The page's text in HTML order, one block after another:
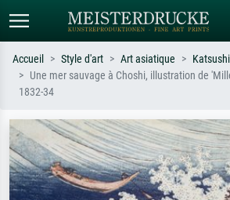
ex. Monet, Nuit étoilée,
impressionnisme, vague de Hokusai,
nu.
abstrait
tableau
Accueil Style d'art Art asiatique
Une mer sauvage à Choshi, illustration de
1832-34